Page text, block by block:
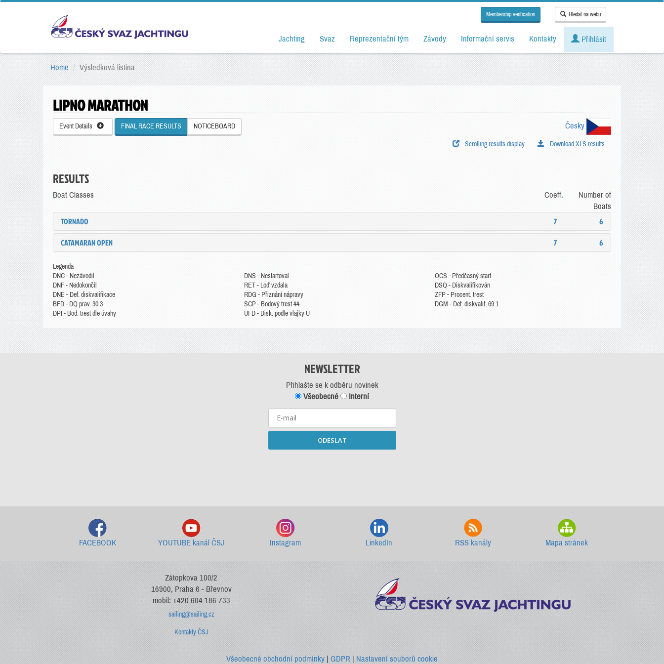
Membership verification Hledat na webu
Jachting Svaz Reprezentační tým Závody Informační servis Kontakty Přihlásit
Home Výsledková listina
LIPNO MARATHON
Event Details FINAL RACE RESULTS NOTICEBOARD Česky
Download XLS results
Scrolling results display
RESULTS
Boat Classes Coeff.
Number of
Boats
TORNADO 7
6
CATAMARAN OPEN
7 6
Legenda
DNC - Nezávodil
DNF - Nedokončil
DNE - Def. diskvalifikace
BFD - DQ prav. 30.3
DPI - Bod. trest dle úvahy
DNS - Nestartoval
RET - Loď vzdala
RDG - Přiznání nápravy
SCP - Bodový trest 44.
UFD - Disk. podle vlajky U
OCS - Předčasný start
DSQ - Diskvalifikován
ZFP - Procent. trest
DGM - Def. diskvalif. 69.1
NEWSLETTER
Přihlašte se k odběru novinek
Všeobecné
Interní
ODESLAT
FACEBOOK YOUTUBE kanál ČSJ Instagram LinkedIn RSS kanály Mapa stránek
Zátopkova 100/2
16900, Praha 6 - Břevnov
mobil: +420 604 186 733
sailing@sailing.cz
Kontakty ČSJ
Všeobecné obchodní podmínky |GDPR |Nastavení souborů cookie